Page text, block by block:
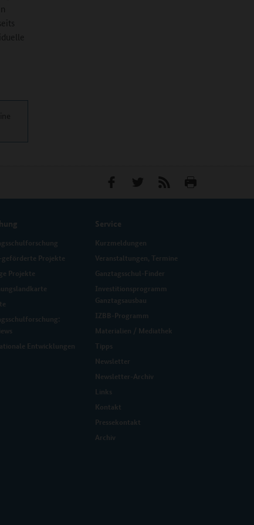
geförderte Projekte
Projekte
Entwicklungen
Service
Kurzmeldungen
Veranstaltungen, Termine
Ganztagsschul-Finder
Investitionsprogramm
Ganztagsausbau
IZBB-Programm
Materialien / Mediathek
Tipps
Newsletter
Newsletter-Archiv
Links
Kontakt
Pressekontakt
Archiv